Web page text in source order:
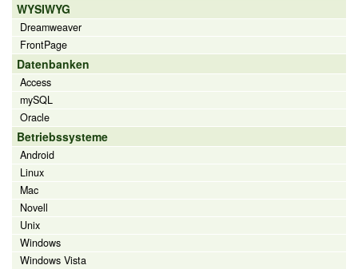
WYSIWYG
Dreamweaver
FrontPage
Datenbanken
Access
mySQL
Oracle
Betriebssysteme
Android
Linux
Mac
Novell
Unix
Windows
Windows Vista